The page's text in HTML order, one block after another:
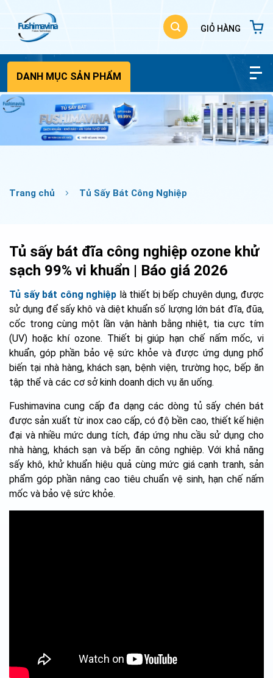
DANH MỤC SẢN PHẨM
Trang chủ Tủ Sấy Bát Công Nghiệp
Tủ sấy bát đĩa công nghiệp ozone khử
sạch 99% vi khuẩn | Báo giá 2026
Tủ sấy bát công nghiệp là thiết bị bếp chuyên dụng, được
sử dụng để sấy khô và diệt khuẩn số lượng lớn bát đĩa, đũa,
cốc trong cùng một lần vận hành bằng nhiệt, tia cực tím
(UV) hoặc khí ozone. Thiết bị giúp hạn chế nấm mốc, vi
khuẩn, góp phần bảo vệ sức khỏe và được ứng dụng phổ
biến tại nhà hàng, khách sạn, bệnh viện, trường học, bếp ăn
tập thể và các cơ sở kinh doanh dịch vụ ăn uống.
Fushimavina cung cấp đa dạng các dòng tủ sấy chén bát
được sản xuất từ inox cao cấp, có độ bền cao, thiết kế hiện
đại và nhiều mức dung tích, đáp ứng nhu cầu sử dụng cho
nhà hàng, khách sạn và bếp ăn công nghiệp. Với khả năng
sấy khô, khử khuẩn hiệu quả cùng mức giá cạnh tranh, sản
phẩm góp phần nâng cao tiêu chuẩn vệ sinh, hạn chế nấm
mốc và bảo vệ sức khỏe.